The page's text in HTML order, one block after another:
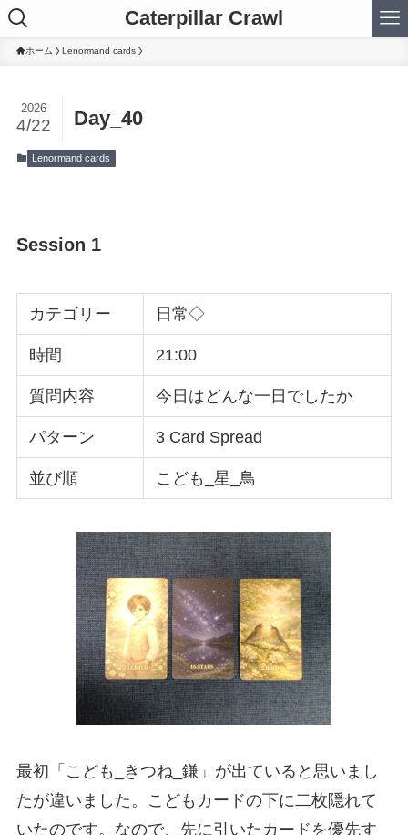
Caterpillar Crawl
ホーム Lenormand cards
Day_40
2026
4/22
Lenormand cards
Session 1
カテゴリー 日常◇
時間 21:00
質問内容 今日はどんな一日でしたか
パターン 3 Card Spread
並び順 こども_星_鳥
最初「こども_きつね_鎌」が出ていると思いまし
たが違いました。こどもカードの下に二枚隠れて
いたのです。なので、先に引いたカードを優先す